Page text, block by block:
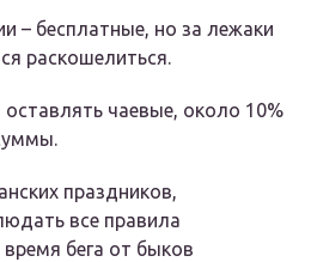
– бесплатные, но за лежаки
раскошелиться.
оставлять чаевые, около 10%
праздников,
все правила
бега от быков